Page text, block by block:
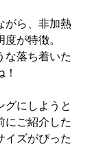
がら、非加熱
が特徴。
な落ち着いた
グにしようと
にご紹介した
イズがぴった